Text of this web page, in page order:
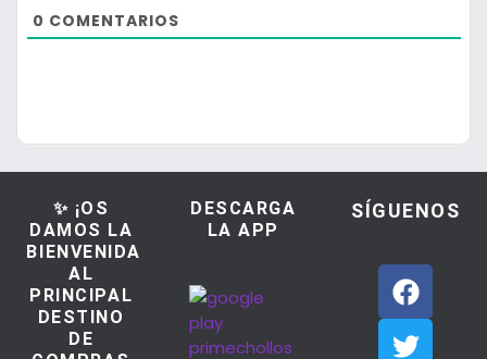
0 COMENTARIOS
✨ ¡OS
DAMOS LA
BIENVENIDA
AL
PRINCIPAL
DESTINO
DE
DESCARGA
LA APP
SÍGUENOS